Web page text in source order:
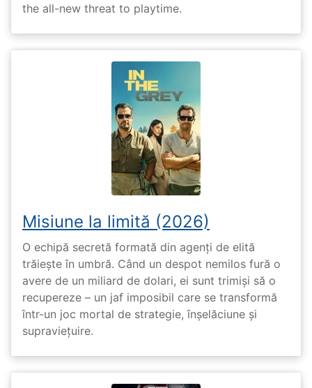
the all-new threat to playtime.
Misiune la limită (2026)
O echipă secretă formată din agenți de elită
trăiește în umbră. Când un despot nemilos fură o
avere de un miliard de dolari, ei sunt trimiși să o
recupereze – un jaf imposibil care se transformă
într-un joc mortal de strategie, înșelăciune și
supraviețuire.